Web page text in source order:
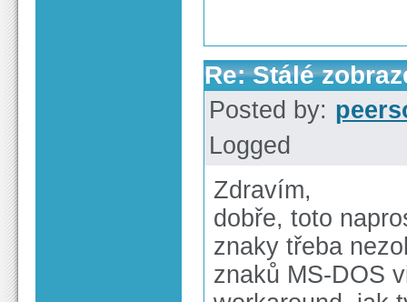
Re: Stálé
Posted by:
Logged
Zdravím,
dobře, toto
znaky třeba
znaků MS-DOS